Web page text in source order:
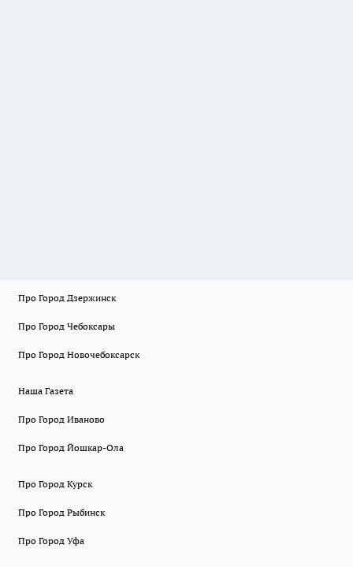
Про Город Дзержинск
Про Город Чебоксары
Про Город Новочебоксарск
Наша Газета
Про Город Иваново
Про Город Йошкар-Ола
Про Город Курск
Про Город Рыбинск
Про Город Уфа